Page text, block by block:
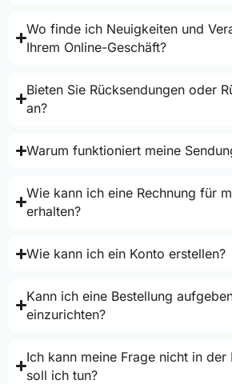
Wo finde ich Neuigkeiten und
Ihrem Online-Geschäft?
Bieten Sie Rücksendungen oder
an?
Warum funktioniert meine
Wie kann ich eine Rechnung für
erhalten?
Wie kann ich ein Konto erstellen?
Kann ich eine Bestellung
einzurichten?
Ich kann meine Frage nicht in
soll ich tun?